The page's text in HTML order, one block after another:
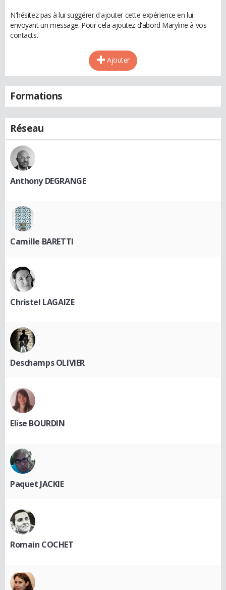
N'hésitez pas à lui suggérer d'ajouter cette expérience en lui
envoyant un message. Pour cela ajoutez d'abord Maryline à vos
contacts.
Ajouter
Formations
Réseau
Anthony DEGRANGE
Camille BARETTI
Christel LAGAIZE
Deschamps OLIVIER
Elise BOURDIN
Paquet JACKIE
Romain COCHET